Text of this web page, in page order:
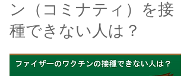
ン（コミナティ）を接
種できない人は？